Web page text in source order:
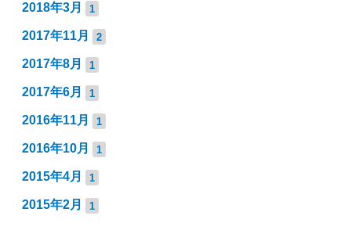
2018年3月 1
2017年11月 2
2017年8月 1
2017年6月 1
2016年11月 1
2016年10月 1
2015年4月 1
2015年2月 1